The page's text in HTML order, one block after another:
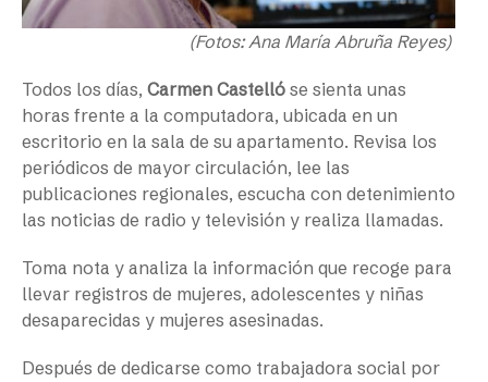
(Fotos: Ana María Abruña Reyes)
Todos los días, Carmen Castelló se sienta unas
horas frente a la computadora, ubicada en un
escritorio en la sala de su apartamento. Revisa los
periódicos de mayor circulación, lee las
publicaciones regionales, escucha con detenimiento
las noticias de radio y televisión y realiza llamadas.
Toma nota y analiza la información que recoge para
llevar registros de mujeres, adolescentes y niñas
desaparecidas y mujeres asesinadas.
Después de dedicarse como trabajadora social por